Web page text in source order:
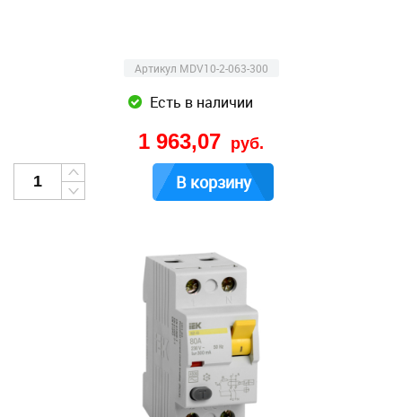
Артикул MDV10-2-063-300
Есть в наличии
1 963,07 руб.
В корзину